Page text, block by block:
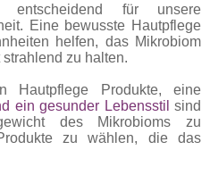
entscheidend für unsere
Eine bewusste Hautpflege
helfen, das Mikrobiom
zu halten.
Hautpflege Produkte, eine
ein gesunder Lebensstil sind
des Mikrobioms zu
zu wählen, die das